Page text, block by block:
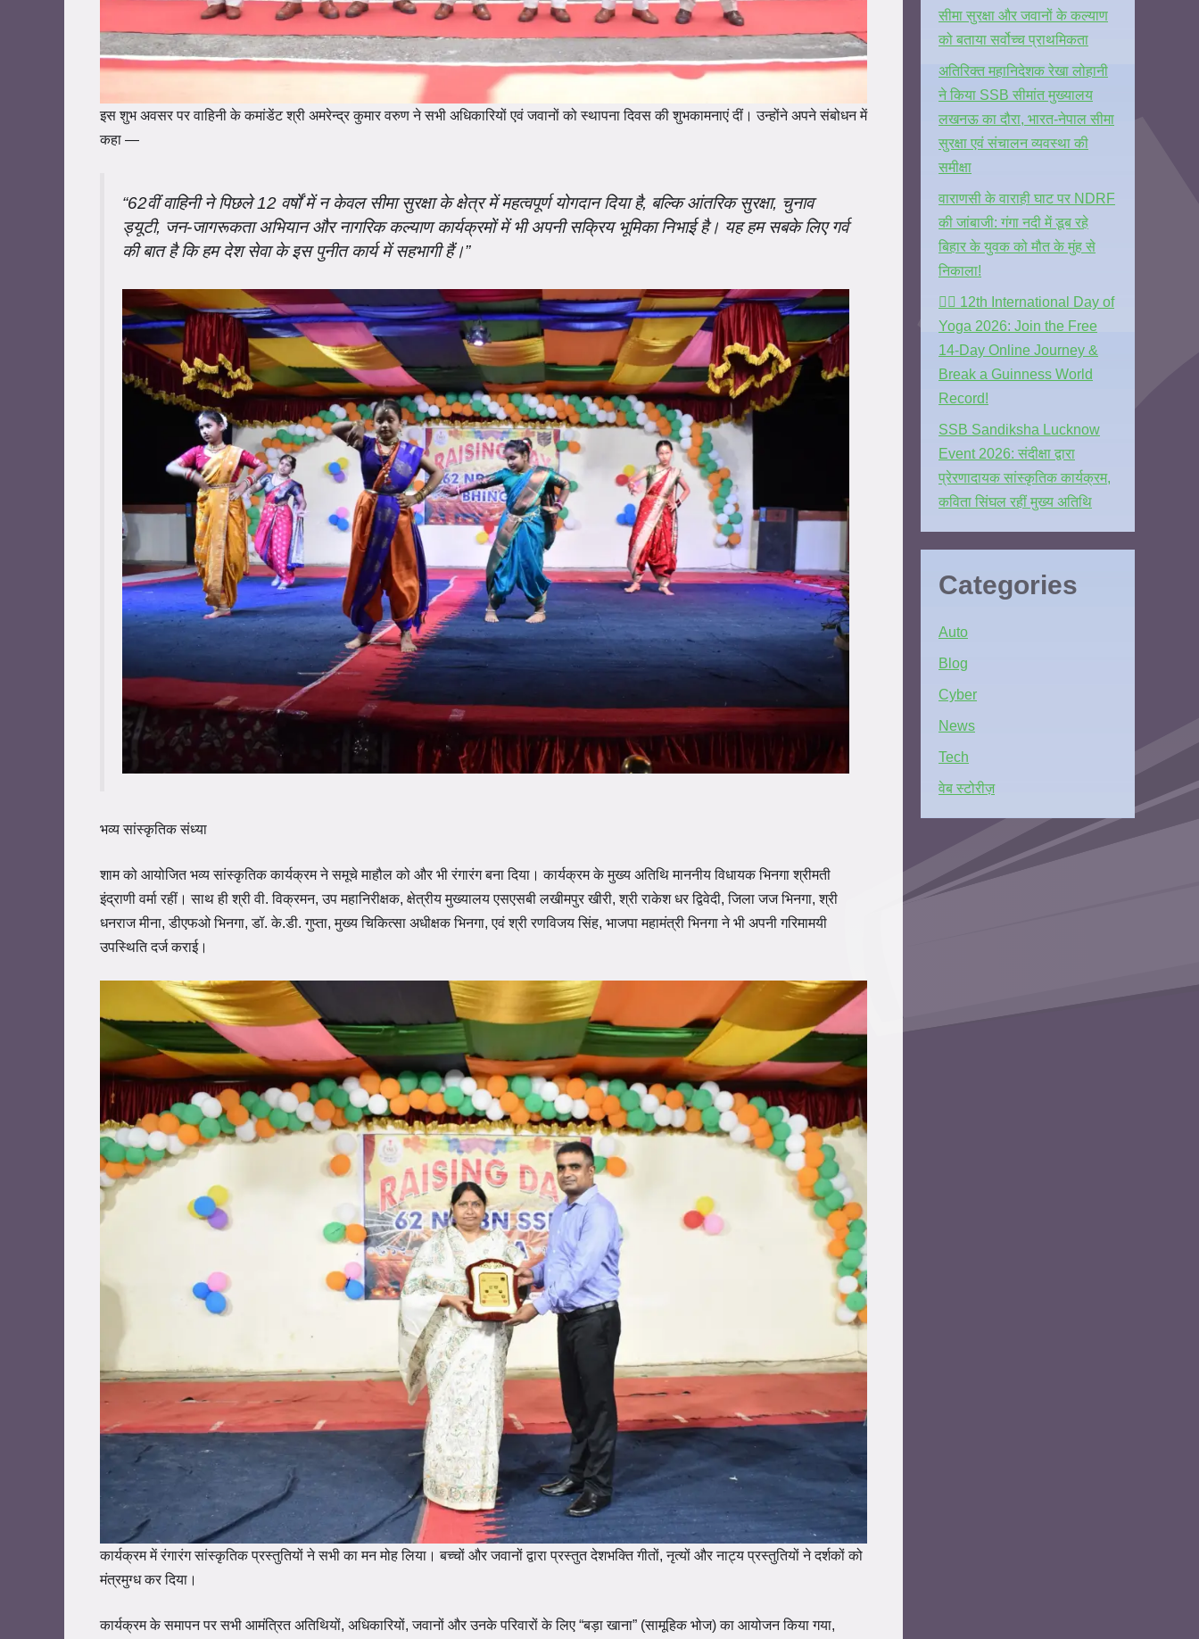
इस शुभ अवसर पर वाहिनी के कमांडेंट श्री अमरेन्द्र कुमार वरुण ने सभी अधिकारियों एवं जवानों को स्थापना दिवस की शुभकामनाएं दीं। उन्होंने अपने संबोधन में
कहा —
“62वीं वाहिनी ने पिछले 12 वर्षों में न केवल सीमा सुरक्षा के क्षेत्र में महत्वपूर्ण योगदान दिया है, बल्कि आंतरिक सुरक्षा, चुनाव
ड्यूटी, जन-जागरूकता अभियान और नागरिक कल्याण कार्यक्रमों में भी अपनी सक्रिय भूमिका निभाई है। यह हम सबके लिए गर्व
की बात है कि हम देश सेवा के इस पुनीत कार्य में सहभागी हैं।”
भव्य सांस्कृतिक संध्या
शाम को आयोजित भव्य सांस्कृतिक कार्यक्रम ने समूचे माहौल को और भी रंगारंग बना दिया। कार्यक्रम के मुख्य अतिथि माननीय विधायक भिनगा श्रीमती
इंद्राणी वर्मा रहीं। साथ ही श्री वी. विक्रमन, उप महानिरीक्षक, क्षेत्रीय मुख्यालय एसएसबी लखीमपुर खीरी, श्री राकेश धर द्विवेदी, जिला जज भिनगा, श्री
धनराज मीना, डीएफओ भिनगा, डॉ. के.डी. गुप्ता, मुख्य चिकित्सा अधीक्षक भिनगा, एवं श्री रणविजय सिंह, भाजपा महामंत्री भिनगा ने भी अपनी गरिमामयी
उपस्थिति दर्ज कराई।
कार्यक्रम में रंगारंग सांस्कृतिक प्रस्तुतियों ने सभी का मन मोह लिया। बच्चों और जवानों द्वारा प्रस्तुत देशभक्ति गीतों, नृत्यों और नाट्य प्रस्तुतियों ने दर्शकों को
मंत्रमुग्ध कर दिया।
कार्यक्रम के समापन पर सभी आमंत्रित अतिथियों, अधिकारियों, जवानों और उनके परिवारों के लिए “बड़ा खाना” (सामूहिक भोज) का आयोजन किया गया,
सीमा सुरक्षा और जवानों के कल्याण
को बताया सर्वोच्च प्राथमिकता
अतिरिक्त महानिदेशक रेखा लोहानी
ने किया SSB सीमांत मुख्यालय
लखनऊ का दौरा, भारत-नेपाल सीमा
सुरक्षा एवं संचालन व्यवस्था की
समीक्षा
वाराणसी के वाराही घाट पर NDRF
की जांबाजी: गंगा नदी में डूब रहे
बिहार के युवक को मौत के मुंह से
निकाला!
🧘‍♂️ 12th International Day of
Yoga 2026: Join the Free
14-Day Online Journey &
Break a Guinness World
Record!
SSB Sandiksha Lucknow
Event 2026: संदीक्षा द्वारा
प्रेरणादायक सांस्कृतिक कार्यक्रम,
कविता सिंघल रहीं मुख्य अतिथि
Categories
Auto
Blog
Cyber
News
Tech
वेब स्टोरीज़